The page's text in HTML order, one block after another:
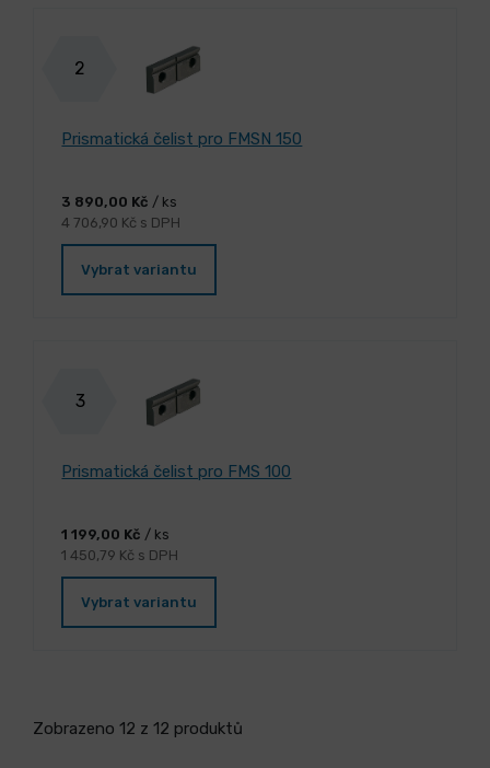
2
Prismatická čelist pro FMSN 150
3 890,00 Kč / ks
4 706,90 Kč s DPH
Vybrat variantu
3
Prismatická čelist pro FMS 100
1 199,00 Kč / ks
1 450,79 Kč s DPH
Vybrat variantu
Zobrazeno 12 z 12 produktů